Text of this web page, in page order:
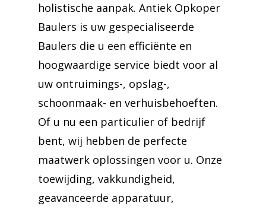
holistische aanpak. Antiek Opkoper
Baulers is uw gespecialiseerde
Baulers die u een efficiënte en
hoogwaardige service biedt voor al
uw ontruimings-, opslag-,
schoonmaak- en verhuisbehoeften.
Of u nu een particulier of bedrijf
bent, wij hebben de perfecte
maatwerk oplossingen voor u. Onze
toewijding, vakkundigheid,
geavanceerde apparatuur,